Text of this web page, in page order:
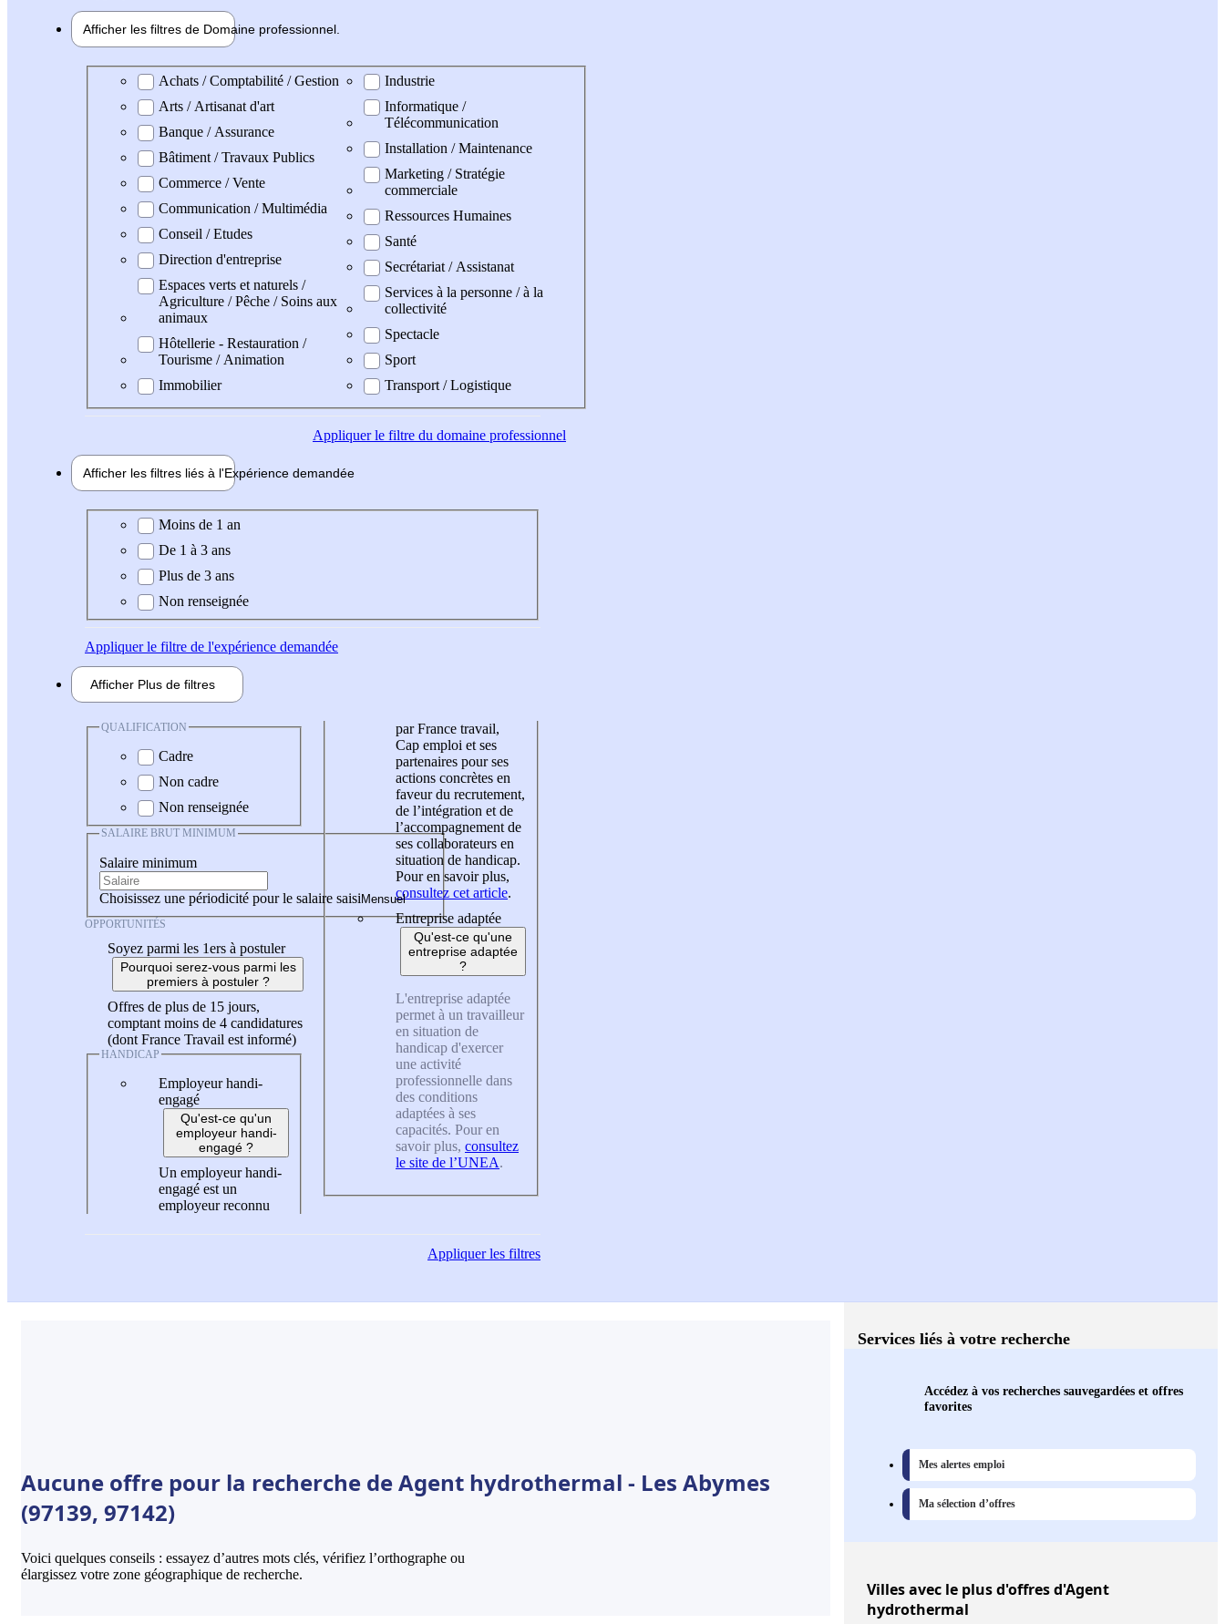
Afficher les filtres de Domaine professionnel
Domaine professionel
Achats / Comptabilité / Gestion
Arts / Artisanat d'art
Banque / Assurance
Bâtiment / Travaux Publics
Commerce / Vente
Communication / Multimédia
Conseil / Etudes
Direction d'entreprise
Espaces verts et naturels /
Agriculture / Pêche / Soins aux
animaux
Hôtellerie - Restauration /
Tourisme / Animation
Immobilier
Industrie
Informatique /
Télécommunication
Installation / Maintenance
Marketing / Stratégie
commerciale
Ressources Humaines
Santé
Secrétariat / Assistanat
Services à la personne / à la
collectivité
Spectacle
Sport
Transport / Logistique
Appliquerle filtre du domaine professionnel
Afficher les filtres liés à l'Expérience demandée
Expérience demandée
Moins de 1 an
De 1 à 3 ans
Plus de 3 ans
Non renseignée
Appliquerle filtre de l'expérience demandée
Afficher Plus de filtres
QUALIFICATION
Cadre
Non cadre
Non renseignée
SALAIRE BRUT MINIMUM
Salaire minimum
Choisissez une périodicité pour le salaire saisi
OPPORTUNITÉS
Soyez parmi les 1ers à postuler
Pourquoi serez-vous parmi les
premiers à postuler ?
Offres de plus de 15 jours,
comptant moins de 4 candidatures
(dont France Travail est informé)
HANDICAP
Employeur handi-
engagé
Qu'est-ce qu'un
employeur handi-
engagé ?
Un employeur handi-
engagé est un
employeur reconnu
par France travail,
Cap emploi et ses
partenaires pour ses
actions concrètes en
faveur du recrutement,
de l’intégration et de
l’accompagnement de
ses collaborateurs en
situation de handicap.
Pour en savoir plus,
consultez cet article.
Entreprise adaptée
Qu'est-ce qu'une
entreprise adaptée
?
L'entreprise adaptée
permet à un travailleur
en situation de
handicap d'exercer
une activité
professionnelle dans
des conditions
adaptées à ses
capacités. Pour en
savoir plus, consultez
le site de l’UNEA.
Appliquerles filtres
Aucune offre pour la recherche de Agent hydrothermal - Les Abymes
(97139, 97142)
Voici quelques conseils : essayez d’autres mots clés, vérifiez l’orthographe ou
élargissez votre zone géographique de recherche.
Services liés à votre recherche
Accédez à vos recherches sauvegardées et offres
favorites
Mes alertes emploi
Ma sélection d’offres
Villesavec le plus d'offres d'Agent
hydrothermal